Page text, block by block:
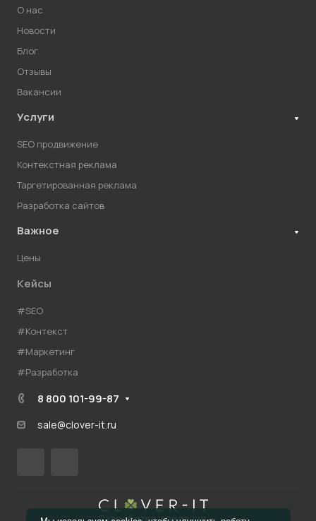
О нас
Новости
Блог
Отзывы
Вакансии
Услуги
SEO продвижение
Контекстная реклама
Таргетированная реклама
Разработка сайтов
Важное
Цены
Кейсы
#SEO
#Контекст
#Маркетинг
#Разработка
8 800 101-99-87
sale@clover-it.ru
Разработка и ведение